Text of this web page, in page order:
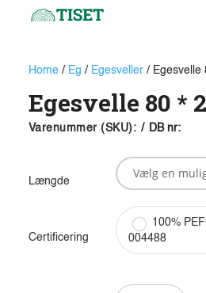
Home/ Eg / Egesveller/ Egesvelle
Egesvelle 80 *
Varenummer (SKU): / DB nr:
Længde
Certificering
100%
004488